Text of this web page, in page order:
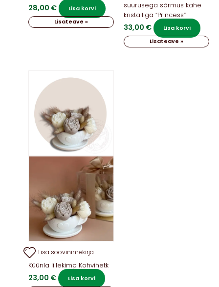
28,00 €
Lisa korvi
Lisateave »
suurusega sõrmus kahe
kristalliga “Princess”
33,00 €
Lisa korvi
Lisateave »
Lisa soovinimekirja
Küünla lillekimp Kohvihetk
23,00 €
Lisa korvi